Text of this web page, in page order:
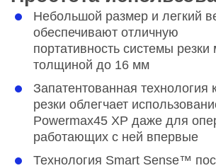
Небольшой размер и легкий
обеспечивают отличную
портативность системы резки
толщиной до 16 мм
Запатентованная технология
резки облегчает
Powermax45 XP даже для
работающих с ней впервые
Технология Smart Sense™